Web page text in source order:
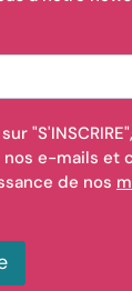
e-mails et
de nos